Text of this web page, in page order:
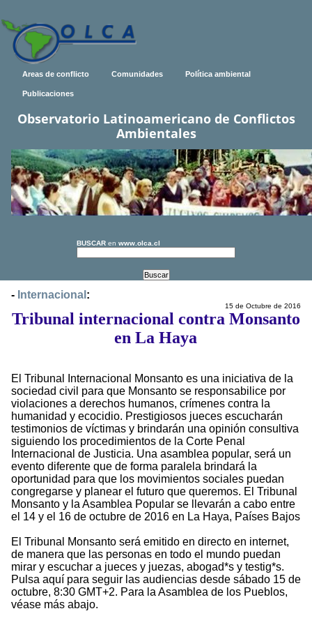
Areas de conflicto Comunidades Política ambiental
Publicaciones
Observatorio Latinoamericano de Conflictos
Ambientales
BUSCAR en www.olca.cl
- Internacional :
15 de Octubre de 2016
Tribunal internacional contra Monsanto
en La Haya
El Tribunal Internacional Monsanto es una iniciativa de la
sociedad civil para que Monsanto se responsabilice por
violaciones a derechos humanos, crímenes contra la
humanidad y ecocidio. Prestigiosos jueces escucharán
testimonios de víctimas y brindarán una opinión consultiva
siguiendo los procedimientos de la Corte Penal
Internacional de Justicia. Una asamblea popular, será un
evento diferente que de forma paralela brindará la
oportunidad para que los movimientos sociales puedan
congregarse y planear el futuro que queremos. El Tribunal
Monsanto y la Asamblea Popular se llevarán a cabo entre
el 14 y el 16 de octubre de 2016 en La Haya, Países Bajos
El Tribunal Monsanto será emitido en directo en internet,
de manera que las personas en todo el mundo puedan
mirar y escuchar a jueces y juezas, abogad*s y testig*s.
Pulsa aquí para seguir las audiencias desde sábado 15 de
octubre, 8:30 GMT+2. Para la Asamblea de los Pueblos,
véase más abajo.